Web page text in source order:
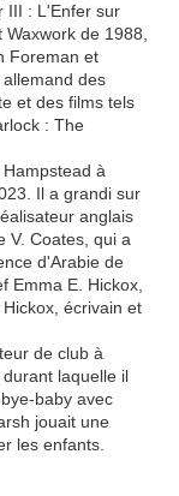
III : L'Enfer sur
de 1988,
Foreman et
allemand des
et des films tels
: The
à
Il a grandi sur
anglais
V. Coates, qui a
d'Arabie de
Emma E. Hickox,
écrivain et
de club à
laquelle il
baby avec
jouait une
les enfants.